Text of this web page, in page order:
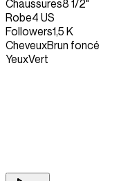
Chaussures8 1/2"
Robe4 US
Followers1,5 K
CheveuxBrun foncé
YeuxVert